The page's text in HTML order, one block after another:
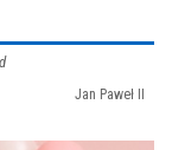
Jan Paweł II